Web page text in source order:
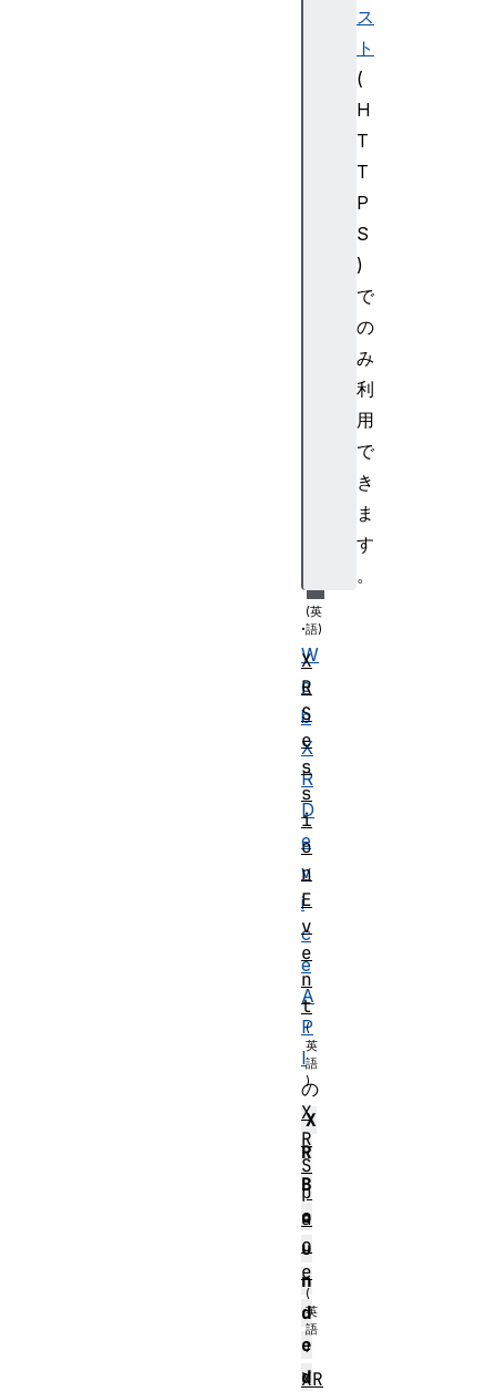
ス
ト
(
H
T
T
P
S
)
で
の
み
利
用
で
き
ま
す
。
.
W
e
b
X
R
D
e
v
i
c
e
A
P
I
の
X
R
B
o
u
n
d
e
d
X
R
S
e
s
s
i
o
n
E
v
e
n
t
X
R
S
p
a
c
e
XR